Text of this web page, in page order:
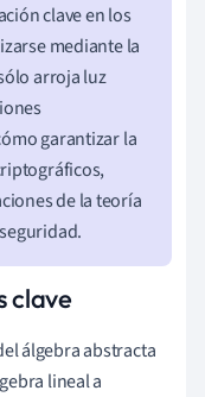
clave en los
mediante la
arroja luz
garantizar la
de la teoría
clave
álgebra abstracta
lineal a